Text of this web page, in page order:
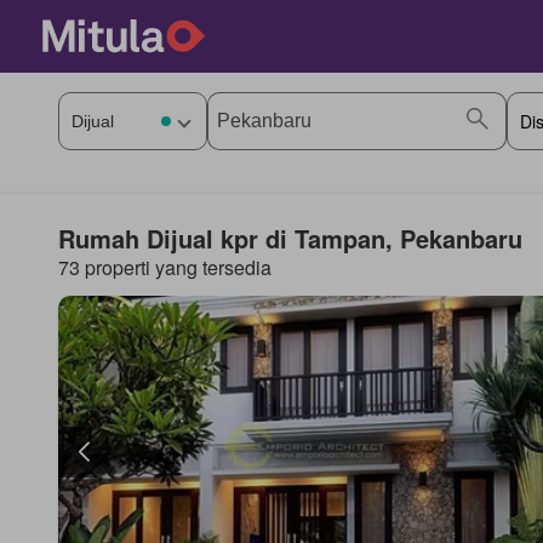
Rumah Dijual kpr di Tampan, Pekanbaru
73 properti yang tersedia